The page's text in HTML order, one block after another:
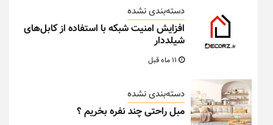
دسته‌بندی نشده
افزایش امنیت شبکه با استفاده از کابل‌های
شیلددار
دسته‌بندی نشده
مبل راحتی چند نفره بخریم ؟